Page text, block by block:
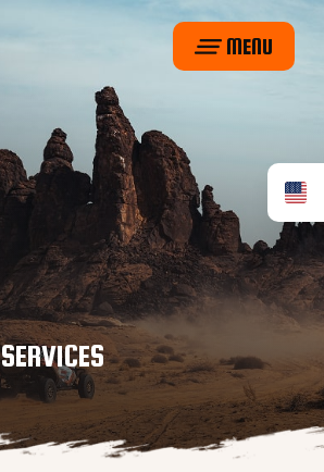
MENU
SERVICES